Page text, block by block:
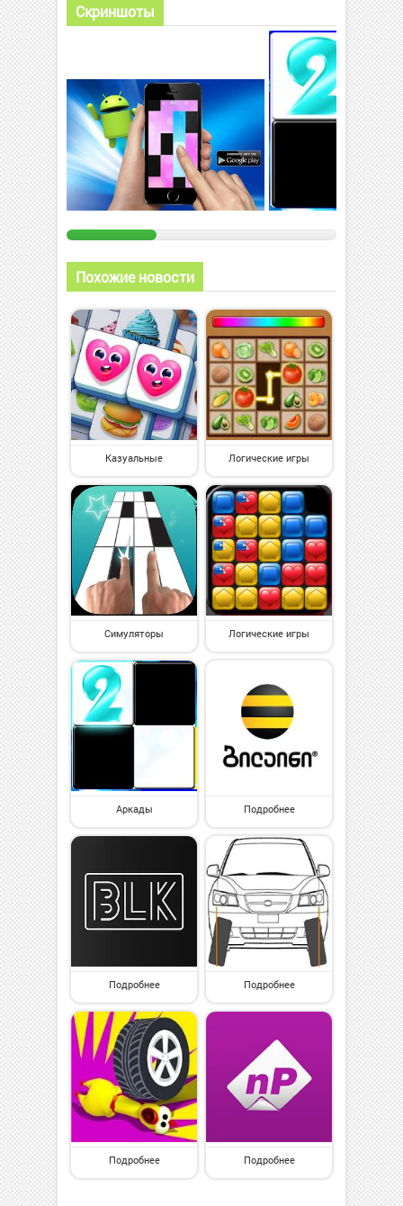
Скриншоты
Похожие новости
Казуальные Логические игры
Симуляторы Логические игры
Аркады Подробнее
Подробнее Подробнее
Подробнее Подробнее